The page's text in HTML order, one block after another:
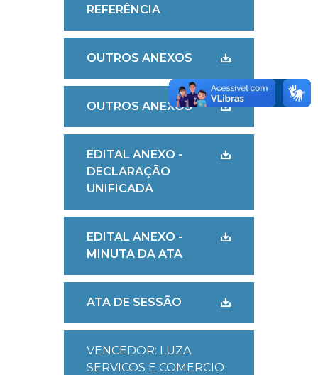
REFERÊNCIA
OUTROS ANEXOS
OUTROS ANEXOS
EDITAL ANEXO -
DECLARAÇÃO
UNIFICADA
EDITAL ANEXO -
MINUTA DA ATA
ATA DE SESSÃO
VENCEDOR: LUZA
SERVICOS E COMERCIO